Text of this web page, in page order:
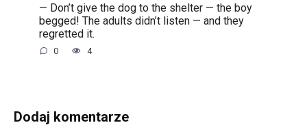
— Don’t give the dog to the shelter — the boy
begged! The adults didn’t listen — and they
regretted it.
0 4
Dodaj komentarze